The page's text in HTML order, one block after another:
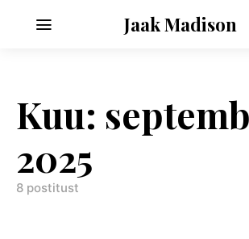
Jaak Madison
Kuu:
2025
8 postitust